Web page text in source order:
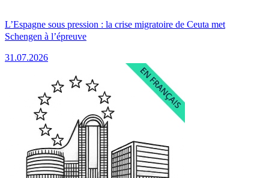
L’Espagne sous pression : la crise migratoire de Ceuta met
Schengen à l’épreuve
31.07.2026